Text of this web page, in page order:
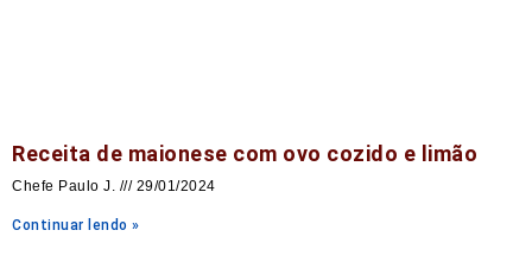
Receita de maionese com ovo cozido e limão
Chefe Paulo J. 29/01/2024
Continuar lendo »